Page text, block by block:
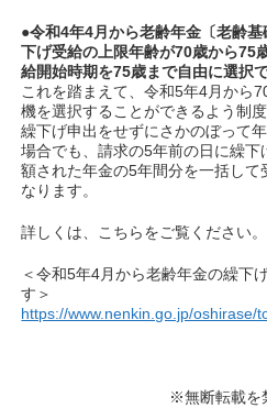
●令和4年4月から老齢年金〔老齢
下げ受給の上限年齢が70歳から75
給開始時期を75歳まで自由に選択
これを踏まえて、令和5年4月から
機を選択することができるよう制
繰下げ申出をせずにさかのぼって
場合でも、請求の5年前の日に繰
額された年金の5年間分を一括して
なります。
詳しくは、こちらをご覧ください。
＜令和5年4月から老齢年金の繰下
す＞
https://www.nenkin.go.jp/
※無断転載を